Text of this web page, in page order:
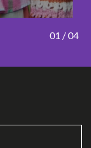
01 / 04